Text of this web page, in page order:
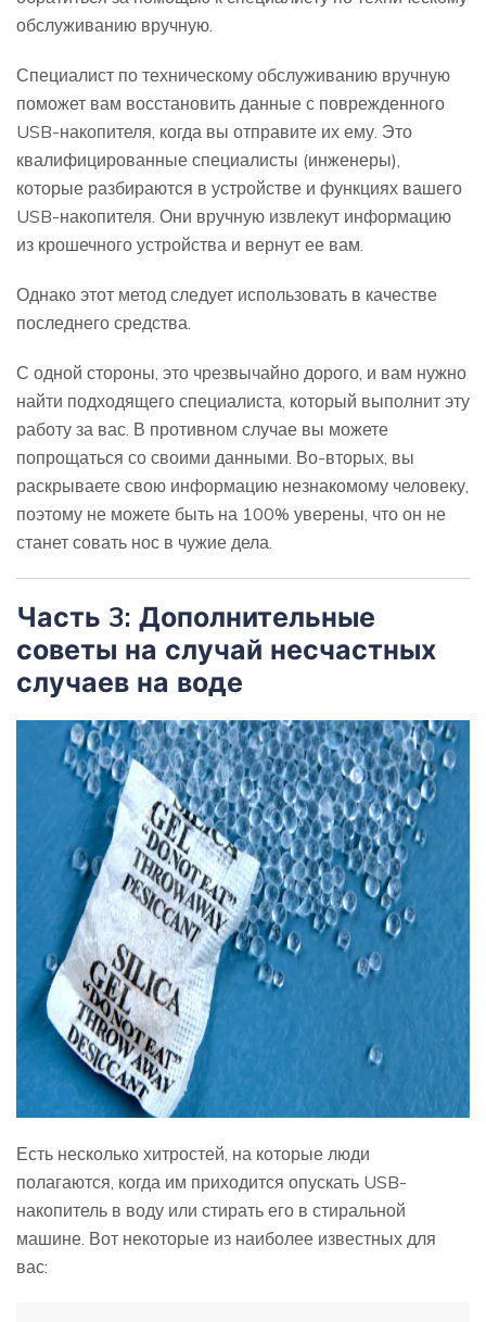
обслуживанию вручную.
Специалист по техническому обслуживанию вручную
поможет вам восстановить данные с поврежденного
USB-накопителя, когда вы отправите их ему. Это
квалифицированные специалисты (инженеры),
которые разбираются в устройстве и функциях вашего
USB-накопителя. Они вручную извлекут информацию
из крошечного устройства и вернут ее вам.
Однако этот метод следует использовать в качестве
последнего средства.
С одной стороны, это чрезвычайно дорого, и вам нужно
найти подходящего специалиста, который выполнит эту
работу за вас. В противном случае вы можете
попрощаться со своими данными. Во-вторых, вы
раскрываете свою информацию незнакомому человеку,
поэтому не можете быть на 100% уверены, что он не
станет совать нос в чужие дела.
Часть 3: Дополнительные
советы на случай несчастных
случаев на воде
Есть несколько хитростей, на которые люди
полагаются, когда им приходится опускать USB-
накопитель в воду или стирать его в стиральной
машине. Вот некоторые из наиболее известных для
вас: